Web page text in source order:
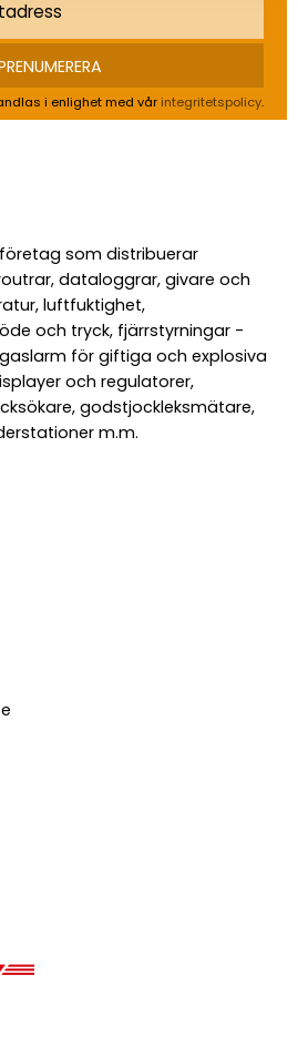
i enlighet med vår integritetspolicy.
som distribuerar
dataloggrar, givare och
luftfuktighet,
och tryck, fjärrstyrningar -
gaslarm för giftiga och explosiva
och regulatorer,
godstjockleksmätare,
m.m.